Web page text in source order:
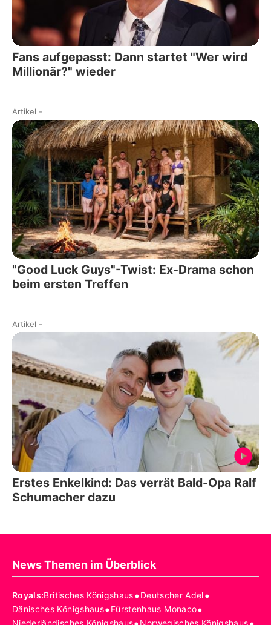
Fans aufgepasst: Dann startet "Wer wird
Millionär?" wieder
Artikel -
"Good Luck Guys"-Twist: Ex-Drama schon
beim ersten Treffen
Artikel -
Erstes Enkelkind: Das verrät Bald-Opa Ralf
Schumacher dazu
News Themen im Überblick
Royals:Britisches Königshaus•Deutscher Adel•
Dänisches Königshaus•Fürstenhaus Monaco•